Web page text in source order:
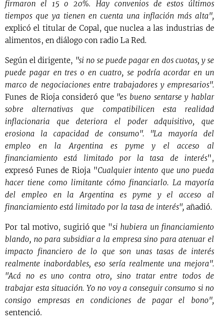
firmaron el 15 o 20%. Hay convenios de estos últimos
tiempos que ya tienen en cuenta una inflación más alta",
explicó el titular de Copal, que nuclea a las industrias de
alimentos, en diálogo con radio La Red.
Según el dirigente, "si no se puede pagar en dos cuotas, y se
puede pagar en tres o en cuatro, se podría acordar en un
marco de negociaciones entre trabajadores y empresarios".
Funes de Rioja consideró que "es bueno sentarse y hablar
sobre alternativas que compatibilicen esta realidad
inflacionaria que deteriora el poder adquisitivo, que
erosiona la capacidad de consumo". "La mayoría del
empleo en la Argentina es pyme y el acceso al
financiamiento está limitado por la tasa de interés",
expresó Funes de Rioja "Cualquier intento que uno pueda
hacer tiene como limitante cómo financiarlo. La mayoría
del empleo en la Argentina es pyme y el acceso al
financiamiento está limitado por la tasa de interés", añadió.
Por tal motivo, sugirió que "si hubiera un financiamiento
blando, no para subsidiar a la empresa sino para atenuar el
impacto financiero de lo que son unas tasas de interés
realmente inabordables, eso sería realmente una mejora".
"Acá no es uno contra otro, sino tratar entre todos de
trabajar esta situación. Yo no voy a conseguir consumo si no
consigo empresas en condiciones de pagar el bono",
sentenció.